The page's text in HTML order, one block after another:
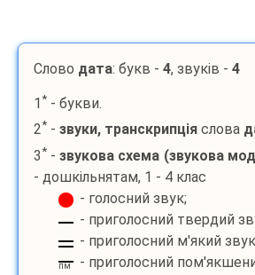
Слово дата: букв - 4, звуків - 4
1 * - букви.
2* - звуки, транскрипція слова
3* -звукова схема (звукова
- дошкільнятам, 1 - 4 клас
- голосний звук;
- приголосний твердий
- приголосний м'який
пм
- приголосний